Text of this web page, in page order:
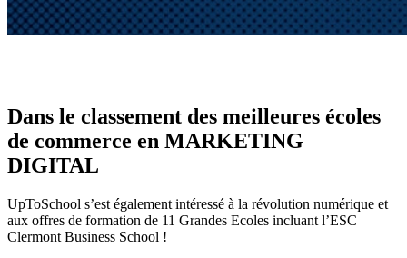
Dans le classement des meilleures écoles
de commerce en MARKETING
DIGITAL
UpToSchool s’est également intéressé à la révolution numérique et
aux offres de formation de 11 Grandes Ecoles incluant l’ESC
Clermont Business School !